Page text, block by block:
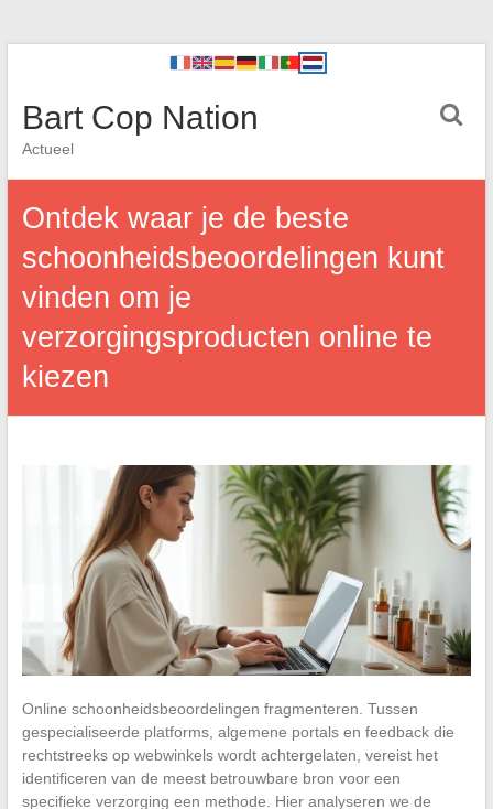
Bart Cop Nation
Actueel
Ontdek waar je de beste
schoonheidsbeoordelingen kunt
vinden om je
verzorgingsproducten online te
kiezen
Online schoonheidsbeoordelingen fragmenteren. Tussen
gespecialiseerde platforms, algemene portals en feedback die
rechtstreeks op webwinkels wordt achtergelaten, vereist het
identificeren van de meest betrouwbare bron voor een
specifieke verzorging een methode. Hier analyseren we de